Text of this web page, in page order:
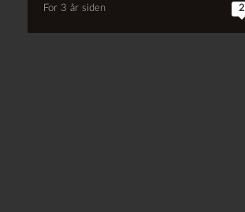
For 3 år siden 2